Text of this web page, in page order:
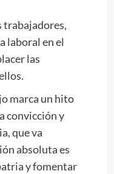
trabajadores,
laboral en el
las
marca un hito
convicción y
que va
absoluta es
y fomentar